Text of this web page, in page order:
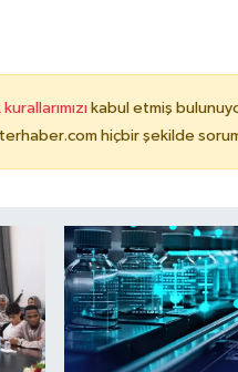
kabul etmiş
hiçbir şekilde